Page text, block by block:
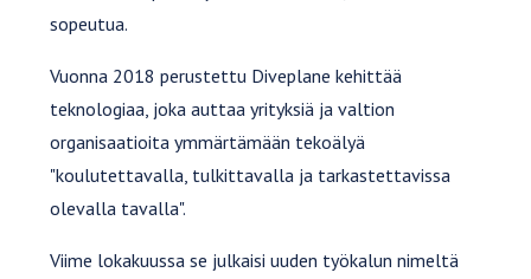
sopeutua.
Vuonna 2018 perustettu Diveplane kehittää
teknologiaa, joka auttaa yrityksiä ja valtion
organisaatioita ymmärtämään tekoälyä
"koulutettavalla, tulkittavalla ja tarkastettavissa
olevalla tavalla".
Viime lokakuussa se julkaisi uuden työkalun nimeltä